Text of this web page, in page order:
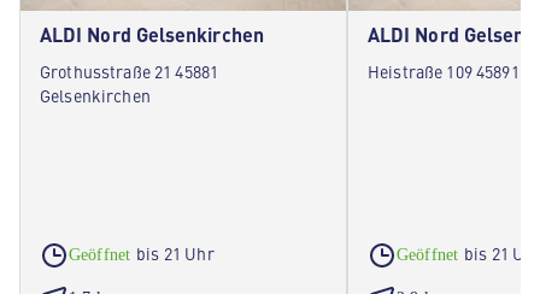
ALDI Nord Gelsenkirchen
Grothusstraße 21 45881
Gelsenkirchen
Geöffnet bis 21 Uhr
ALDI Nord
Heistraße 109 45891
Geöffnet bis 21